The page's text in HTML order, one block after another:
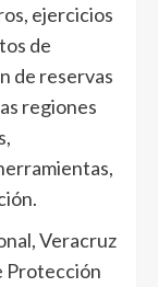
ejercicios
de
de reservas
regiones
Veracruz
Protección